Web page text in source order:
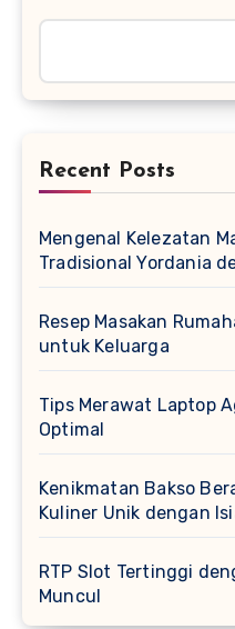
Recent Posts
Mengenal Kelezatan
Tradisional Yordania
Resep Masakan
untuk Keluarga
Tips Merawat Laptop
Optimal
Kenikmatan Bakso
Kuliner Unik dengan
RTP Slot Tertinggi
Muncul